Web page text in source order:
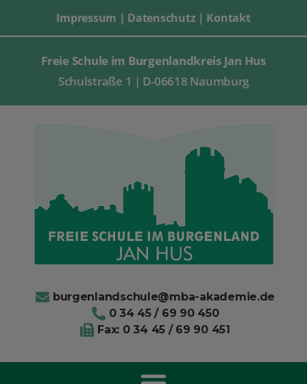
Freie Schule im Burgenlandkreis Jan Hus
Schulstraße 1 | D-06618 Naumburg
Impressum | Datenschutz| Kontakt
burgenlandschule@mba-akademie.de
0 34 45 / 69 90 450
Fax: 0 34 45 / 69 90 451